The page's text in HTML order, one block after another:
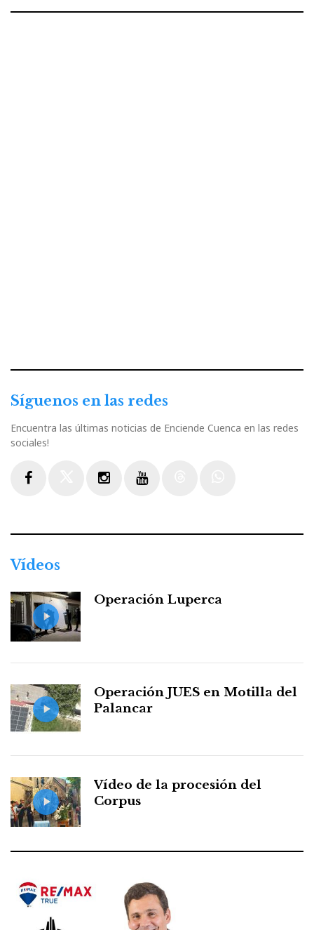
Síguenos en las redes
Encuentra las últimas noticias de Enciende Cuenca en las redes
sociales!
Vídeos
Operación Luperca
Operación JUES en Motilla del
Palancar
Vídeo de la procesión del
Corpus